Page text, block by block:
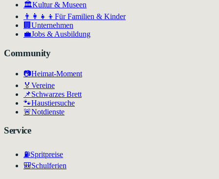
🏛Kultur & Museen
👨‍👩‍👧‍👦 Für Familien & Kinder
🏢 Unternehmen
💼Jobs & Ausbildung
Community
📷Heimat-Moment
🏅 Vereine
📌Schwarzes Brett
🐾Haustiersuche
🚨Notdienste
Service
⛽Spritpreise
🎒Schulferien